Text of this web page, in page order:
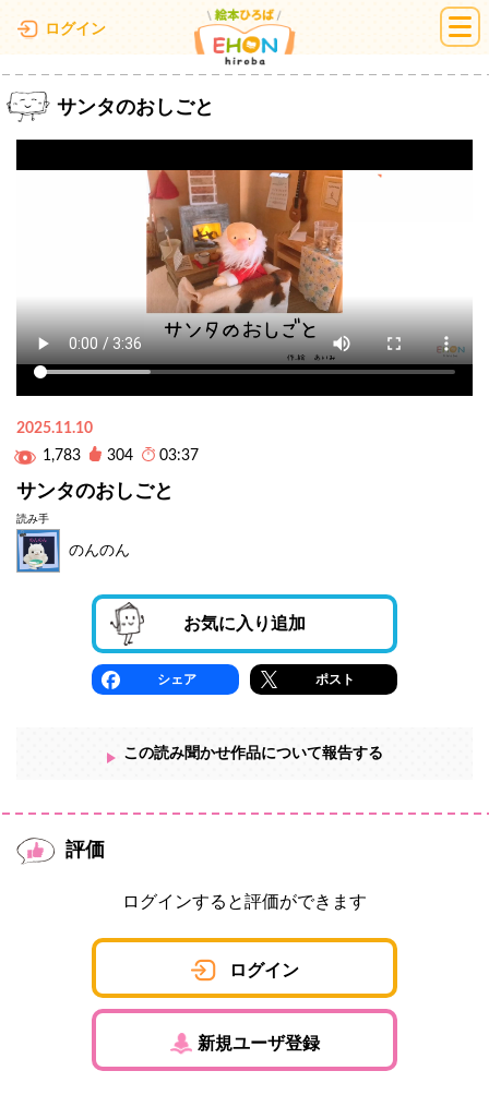
ログイン 絵本ひろば
サンタのおしごと
2025.11.10
1,783
304 03:37
サンタのおしごと
読み手
のんのん
お気に入り追加
シェア ポスト
この読み聞かせ作品について報告する
評価
ログインすると評価ができます
ログイン
新規ユーザ登録